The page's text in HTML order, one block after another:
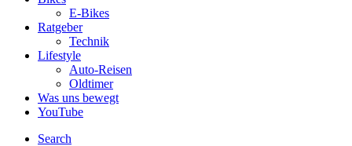
E-Bikes
Ratgeber
Technik
Lifestyle
Auto-Reisen
Oldtimer
Was uns bewegt
YouTube
Search